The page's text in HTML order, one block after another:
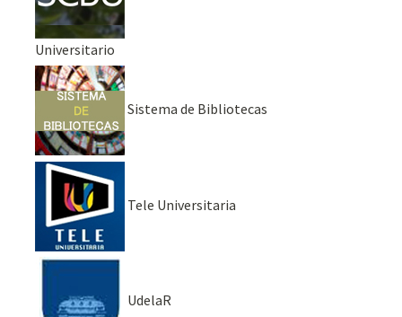
Universitario
Sistema de Bibliotecas
Tele Universitaria
UdelaR